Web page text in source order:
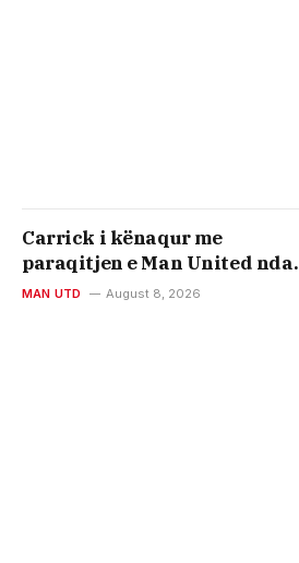
Carrick i kënaqur me
paraqitjen e Man United ndaj
PSG-së: Duhej të shënonim më
MAN UTD August 8, 2026